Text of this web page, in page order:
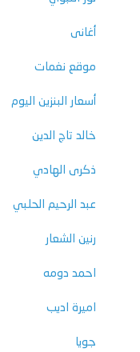
أغانى
موقع نغمات
أسعار البنزين اليوم
خالد تاج الدين
ذكرى الهادي
عبد الرحيم الحلبي
رنين الشعار
احمد دومه
اميرة اديب
جويا